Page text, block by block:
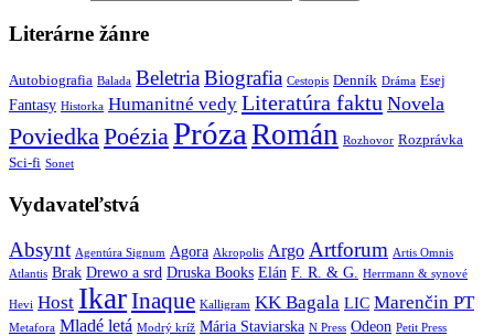
Literárne žánre
Autobiografia Balada BeletriaBiografia Cestopis Denník Dráma Esej
Fantasy Historka Humanitné vedy Literatúra faktu Novela
PoviedkaPoéziaPróza Román Rozhovor Rozprávka
Sci-fi Sonet
Vydavateľstvá
Absynt Agentúra Signum Agora Akropolis Argo Artforum Artis Omnis
Atlantis Brak Drewo a srd Druska Books Elán F. R. & G. Herrmann & synové
Hevi Host IkarInaque Kalligram KK Bagala LIC Marenčin PT
Metafora Mladé letá Modrý kríž Mária Staviarska N Press Odeon Petit Press